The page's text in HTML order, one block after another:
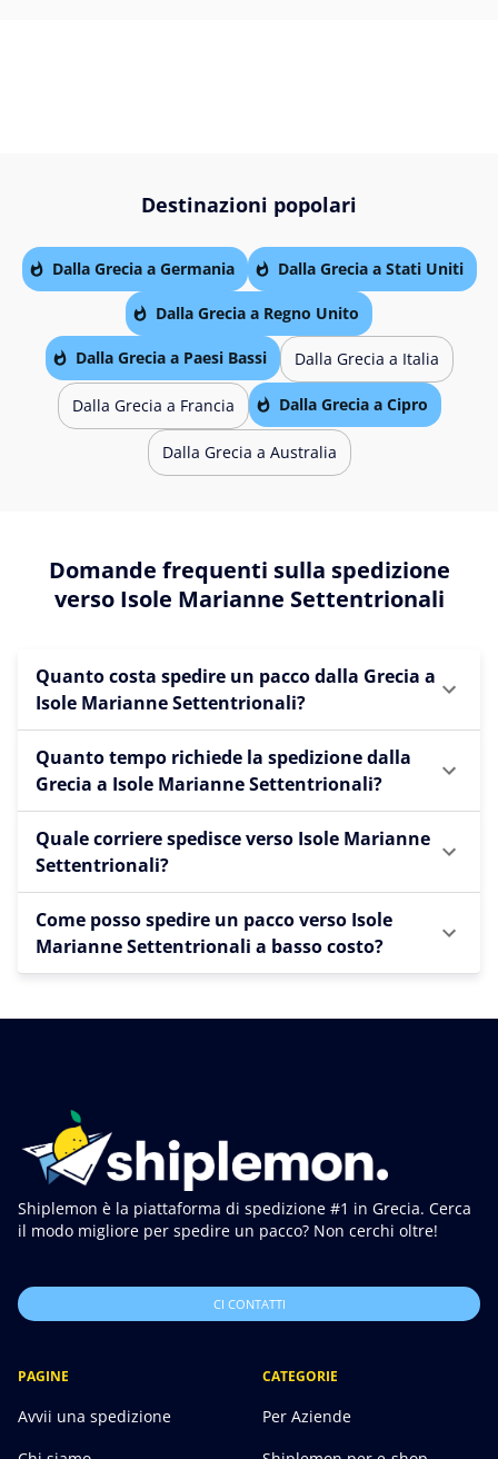
Destinazioni popolari
Dalla Grecia a Germania Dalla Grecia a Stati Uniti
Dalla Grecia a Regno Unito
Dalla Grecia a Paesi Bassi Dalla Grecia a Italia
Dalla Grecia a Francia Dalla Grecia a Cipro
Dalla Grecia a Australia
Domande frequenti sulla spedizione
verso Isole Marianne Settentrionali
Quanto costa spedire un pacco dalla Grecia a
Isole Marianne Settentrionali?
Quanto tempo richiede la spedizione dalla
Grecia a Isole Marianne Settentrionali?
Quale corriere spedisce verso Isole Marianne
Settentrionali?
Come posso spedire un pacco verso Isole
Marianne Settentrionali a basso costo?
Shiplemon è la piattaforma di spedizione #1 in Grecia. Cerca
il modo migliore per spedire un pacco? Non cerchi oltre!
CI CONTATTI
PAGINE
Avvii una spedizione
CATEGORIE
Per Aziende